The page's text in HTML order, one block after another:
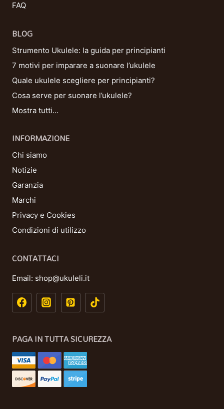
FAQ
BLOG
Strumento Ukulele: la guida per principianti
7 motivi per imparare a suonare l’ukulele
Quale ukulele scegliere per principianti?
Cosa serve per suonare l’ukulele?
Mostra tutti…
INFORMAZIONE
Chi siamo
Notizie
Garanzia
Marchi
Privacy e Cookies
Condizioni di utilizzo
CONTATTACI
Email: shop@ukuleli.it
PAGA IN TUTTA SICUREZZA